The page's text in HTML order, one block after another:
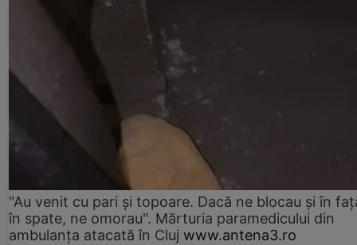
"Au venit cu pari și topoare. Dacă ne blocau şi în
în spate, ne omorau". Mărturia paramedicului din
ambulanţa atacată în Cluj www.antena3.ro